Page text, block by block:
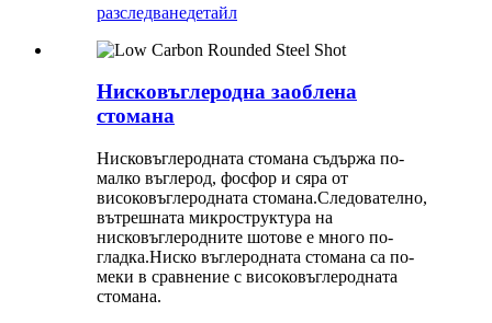
разследванедетайл
Нисковъглеродна заоблена
стомана
Нисковъглеродната стомана съдържа по-
малко въглерод, фосфор и сяра от
високовъглеродната стомана.Следователно,
вътрешната микроструктура на
нисковъглеродните шотове е много по-
гладка.Ниско въглеродната стомана са по-
меки в сравнение с високовъглеродната
стомана.